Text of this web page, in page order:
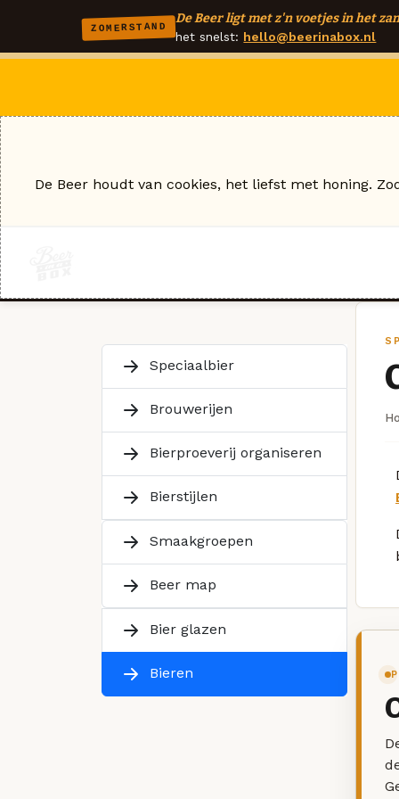
ZOMERSTAND
De Beer ligt met z'n voetjes in het
het snelst: hello@beerinabox.nl
Speciaalbier
Brouwerijen
Bierproeverij organiseren
Bierstijlen
Smaakgroepen
Beer map
Bier glazen
Bieren
De Beer houdt van cookies, het liefst met honing.